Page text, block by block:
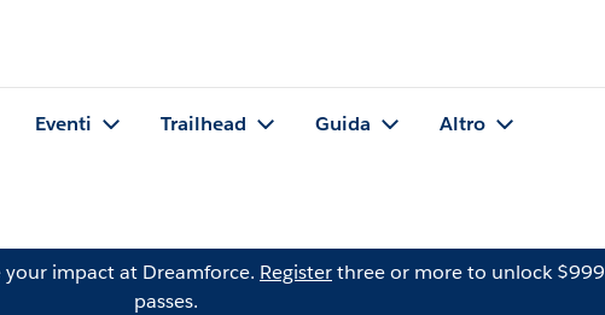
Eventi Trailhead Guida Altro
impact at Dreamforce. Registerthree or more to unlock $999
passes.